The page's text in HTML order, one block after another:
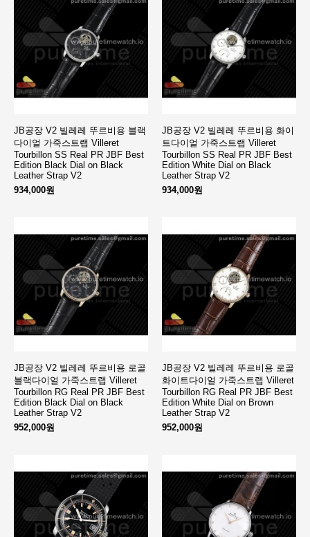
JB공장 V2 빌레레 뚜르비용 블랙
다이얼 가죽스트랩 Villeret
Tourbillon SS Real PR JBF Best
Edition Black Dial on Black
Leather Strap V2
934,000원
JB공장 V2 빌레레 뚜르비용 화이
트다이얼 가죽스트랩 Villeret
Tourbillon SS Real PR JBF Best
Edition White Dial on Black
Leather Strap V2
934,000원
JB공장 V2 빌레레 뚜르비용 로골
블랙다이얼 가죽스트랩 Villeret
Tourbillon RG Real PR JBF Best
Edition Black Dial on Black
Leather Strap V2
952,000원
JB공장 V2 빌레레 뚜르비용 로골
화이트다이얼 가죽스트랩 Villeret
Tourbillon RG Real PR JBF Best
Edition White Dial on Brown
Leather Strap V2
952,000원